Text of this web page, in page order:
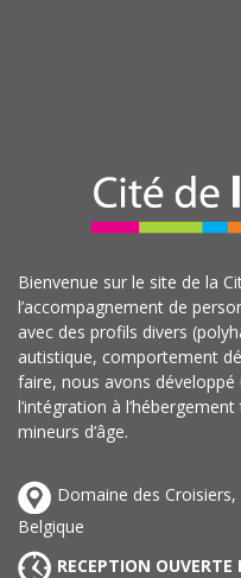
Bienvenue sur le site de la
l’accompagnement de
avec des profils divers
autistique, comportement
faire, nous avons
l’intégration à
mineurs d’âge.
Domaine des
Belgique
RECEPTION